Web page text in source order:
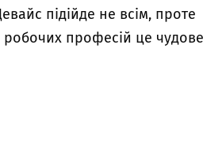
підійде не всім, проте
робочих професій це чудове